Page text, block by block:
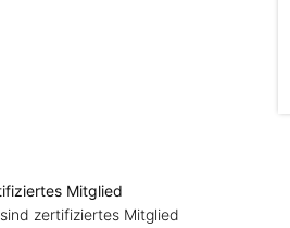
Mitglied
zertifiziertes Mitglied